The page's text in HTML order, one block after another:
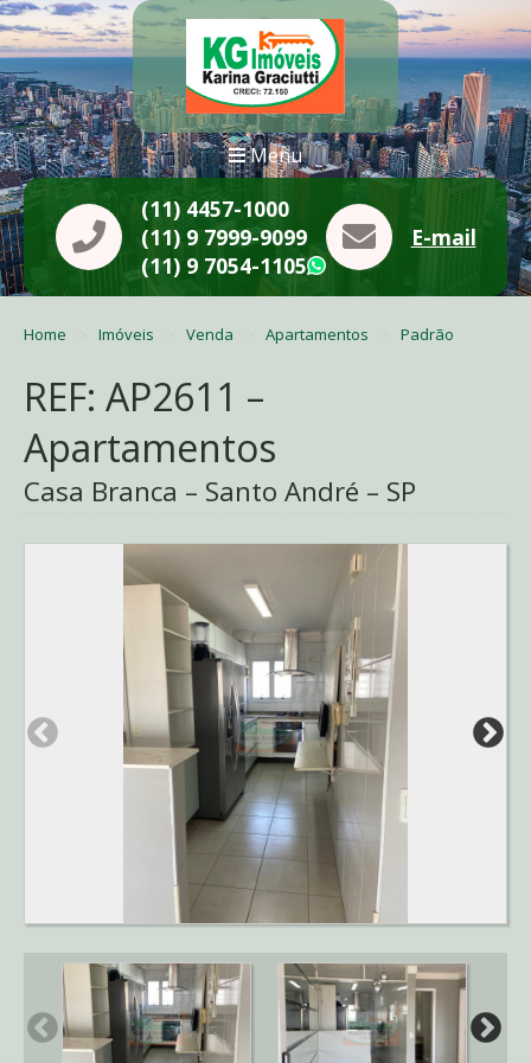
Menu
(11) 4457-1000
(11) 9 7999-9099
(11) 9 7054-1105
WhatsApp
E-mail
Home Imóveis Venda Apartamentos Padrão
REF: AP2611 –
Apartamentos
Casa Branca – Santo André – SP